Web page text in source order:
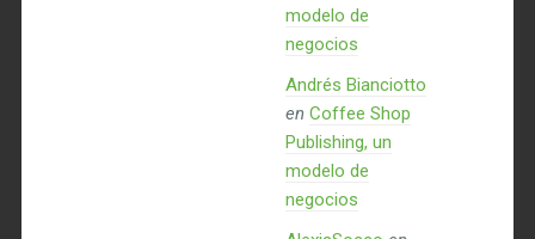
modelo de
negocios
Andrés Bianciotto
en Coffee Shop
Publishing, un
modelo de
negocios